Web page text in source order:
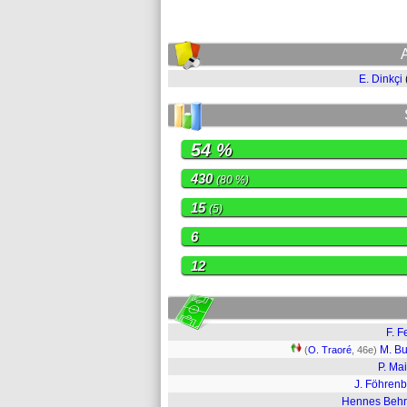
E. Dinkçi
54 %
430(80 %)
15(5)
6
12
F.
(O. Traoré , 46e) M.
P.
J.
Hennes